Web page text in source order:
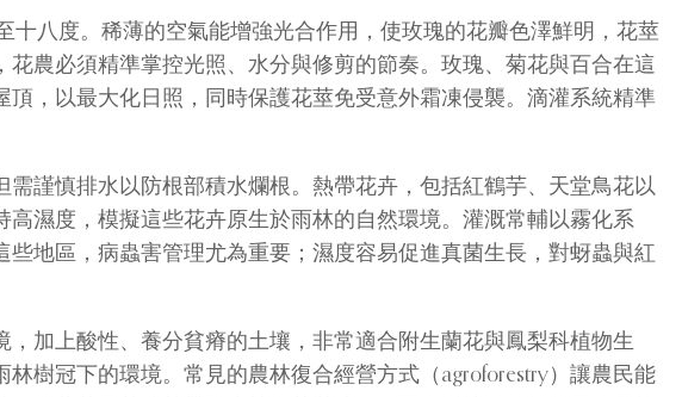
八度。稀薄的空氣能增強光合作用，使玫瑰的花瓣色澤鮮明，花莖
農必須精準掌控光照、水分與修剪的節奏。玫瑰、菊花與百合在這
，以最大化日照，同時保護花莖免受意外霜凍侵襲。滴灌系統精準
謹慎排水以防根部積水爛根。熱帶花卉，包括紅鶴芋、天堂鳥花以
濕度，模擬這些花卉原生於雨林的自然環境。灌溉常輔以霧化系
地區，病蟲害管理尤為重要；濕度容易促進真菌生長，對蚜蟲與紅
加上酸性、養分貧瘠的土壤，非常適合附生蘭花與鳳梨科植物生
樹冠下的環境。常見的農林復合經營方式（agroforestry）讓農民能